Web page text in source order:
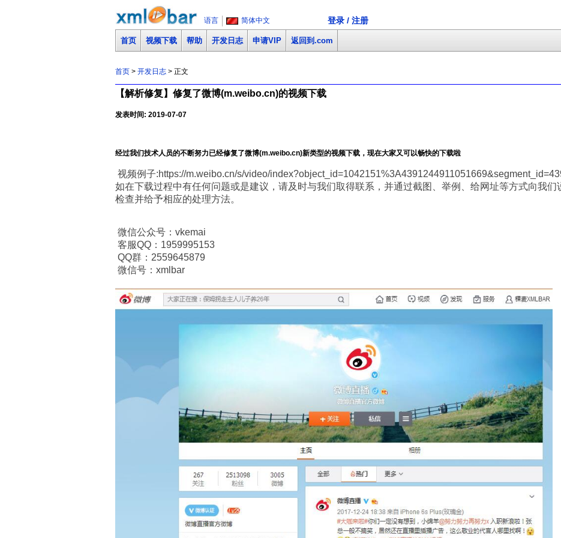
语言 简体中文 登录 / 注册
首页 视频下载 帮助 开发日志 申请VIP 返回到.com
首页 > 开发日志 > 正文
【解析修复】修复了微博(m.weibo.cn)的视频下载
发表时间: 2019-07-07
经过我们技术人员的不断努力已经修复了微博(m.weibo.cn)新类型的视频下载，现在大家又可以畅快的下载啦
视频例子:https://m.weibo.cn/s/video/
如在下载过程中有任何问题或是建议，请及时与我们取得联系，并通过截图、举例、给网址等方式向我
检查并给予相应的处理方法。
微信公众号：vkemai
客服QQ：1959995153
QQ群：2559645879
微信号：xmlbar